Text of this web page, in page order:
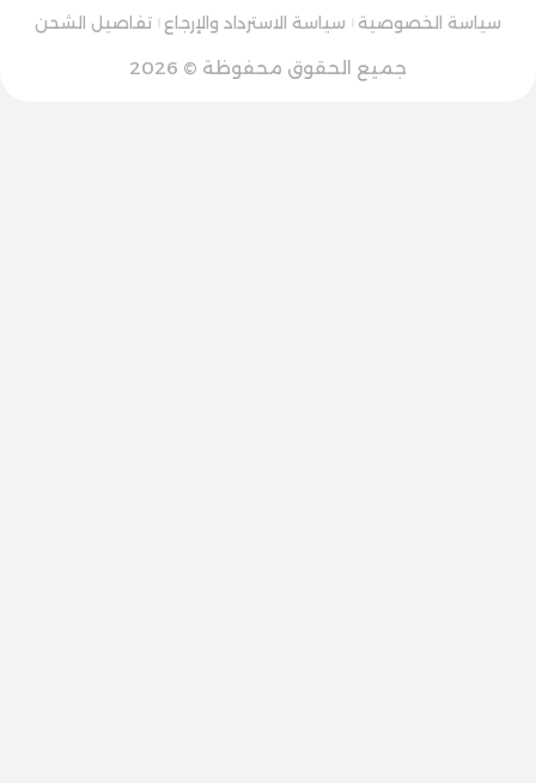
سياسة الخصوصية سياسة الاسترداد والإرجاع تفاصيل الشحن
جميع الحقوق محفوظة © 2026